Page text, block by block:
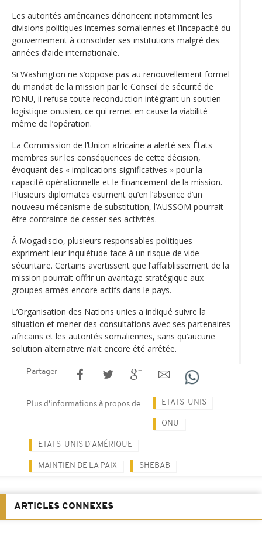
Les autorités américaines dénoncent notamment les
divisions politiques internes somaliennes et l’incapacité du
gouvernement à consolider ses institutions malgré des
années d’aide internationale.
Si Washington ne s’oppose pas au renouvellement formel
du mandat de la mission par le Conseil de sécurité de
l’ONU, il refuse toute reconduction intégrant un soutien
logistique onusien, ce qui remet en cause la viabilité
même de l’opération.
La Commission de l’Union africaine a alerté ses États
membres sur les conséquences de cette décision,
évoquant des « implications significatives » pour la
capacité opérationnelle et le financement de la mission.
Plusieurs diplomates estiment qu’en l’absence d’un
nouveau mécanisme de substitution, l’AUSSOM pourrait
être contrainte de cesser ses activités.
À Mogadiscio, plusieurs responsables politiques
expriment leur inquiétude face à un risque de vide
sécuritaire. Certains avertissent que l’affaiblissement de la
mission pourrait offrir un avantage stratégique aux
groupes armés encore actifs dans le pays.
L’Organisation des Nations unies a indiqué suivre la
situation et mener des consultations avec ses partenaires
africains et les autorités somaliennes, sans qu’aucune
solution alternative n’ait encore été arrêtée.
Partager
Plus d'informations à propos de ETATS-UNIS
ONU
ETATS-UNIS D'AMÉRIQUE
MAINTIEN DE LA PAIX SHEBAB
ARTICLES CONNEXES